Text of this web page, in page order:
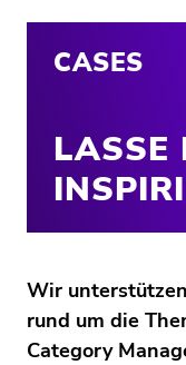
Wir
rund um die
Category
CASES
LASSE